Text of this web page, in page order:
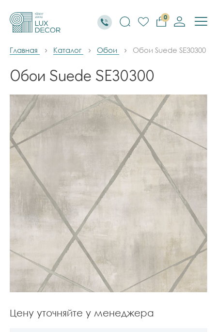
0
Главная Каталог Обои Обои Suede SE30300
Обои Suede SE30300
Цену уточняйте у менеджера